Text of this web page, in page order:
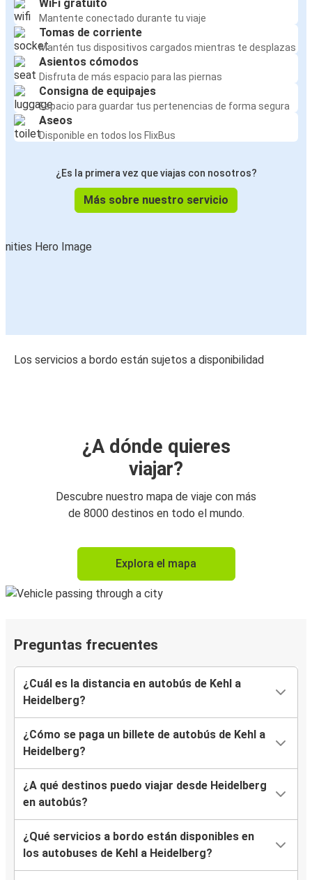
WiFi gratuito
Mantente conectado durante tu viaje
Tomas de corriente
Mantén tus dispositivos cargados mientras te desplazas
Asientos cómodos
Disfruta de más espacio para las piernas
Consigna de equipajes
Espacio para guardar tus pertenencias de forma segura
Aseos
Disponible en todos los FlixBus
¿Es la primera vez que viajas con nosotros?
Más sobre nuestro servicio
Los servicios a bordo están sujetos a disponibilidad
¿A dónde quieres
viajar?
Descubre nuestro mapa de viaje con más
de 8000 destinos en todo el mundo.
Explora el mapa
Preguntas frecuentes
¿Cuál es la distancia en autobús de Kehl a
Heidelberg?
¿Cómo se paga un billete de autobús de Kehl a
Heidelberg?
¿A qué destinos puedo viajar desde Heidelberg
en autobús?
¿Qué servicios a bordo están disponibles en
los autobuses de Kehl a Heidelberg?